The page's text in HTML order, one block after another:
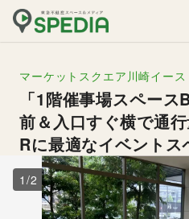
マーケットスクエア川崎イース
「1階催事場スペー
前＆入口すぐ横で通
Rに最適なイベントス
1 /2